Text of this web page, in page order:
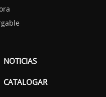
NOTICIAS
CATALOGAR